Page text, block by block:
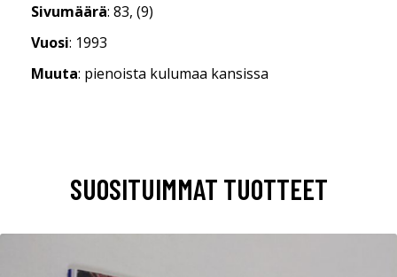
Sivumäärä: 83, (9)
Vuosi: 1993
Muuta: pienoista kulumaa kansissa
SUOSITUIMMAT TUOTTEET